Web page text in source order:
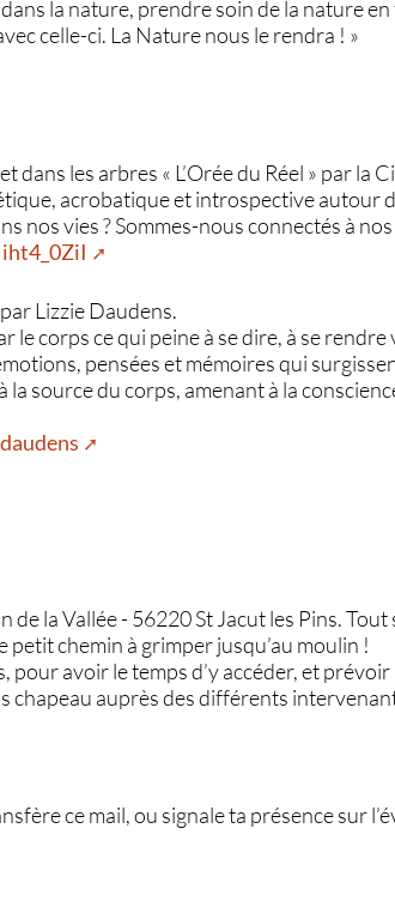
la nature, prendre soin de la nature
celle-ci. La Nature nous le rendra ! »
les arbres « L’Orée du Réel » par la
acrobatique et introspective autour
nos vies ? Sommes-nous connectés à nos
Lizzie Daudens.
le corps ce qui peine à se dire, à se rendre
pensées et mémoires qui
source du corps, amenant à la
de la Vallée - 56220 St Jacut les Pins.
petit chemin à grimper jusqu’au moulin !
pour avoir le temps d’y accéder, et prévoir
chapeau auprès des différents
ce mail, ou signale ta présence sur